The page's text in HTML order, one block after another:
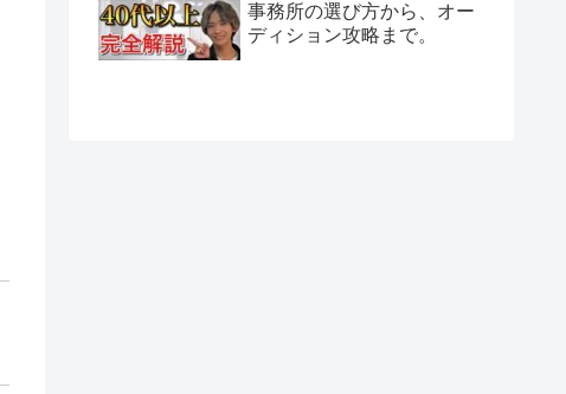
事務所の選び方から、オー
ディション攻略まで。